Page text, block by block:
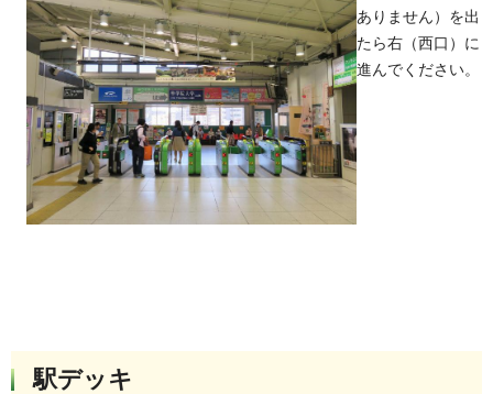
ありません）を出
たら右（西口）に
進んでください。
駅デッキ